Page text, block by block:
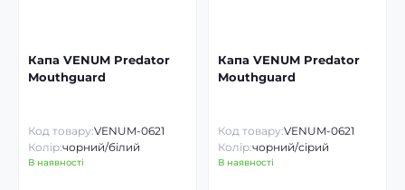
Капа VENUM Predator
Mouthguard
Код товару:VENUM-0621
Колір:чорний/білий
В наявності
Капа VENUM Predator
Mouthguard
Код товару:VENUM-0621
Колір:чорний/сірий
В наявності